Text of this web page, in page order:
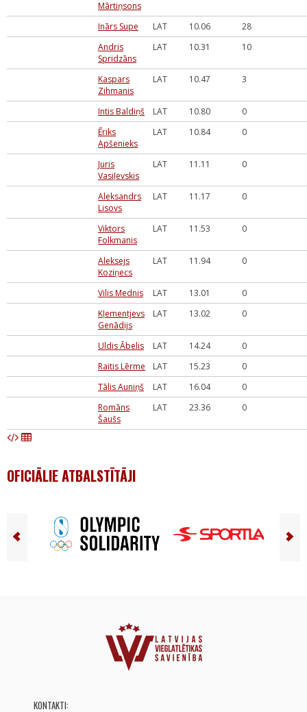
Mārtiņsons
Inārs Supe LAT 10.06
28
Andris
Spridzāns
LAT 10.31 10
Kaspars
Zihmanis
LAT 10.47 3
Intis Baldiņš LAT 10.80
0
Ēriks
Apšenieks
LAT 10.84 0
Juris
Vasiļevskis
LAT 11.11 0
Aleksandrs
Lisovs
LAT 11.17 0
Viktors
Folkmanis
LAT 11.53 0
Aleksejs
Koziņecs
LAT 11.94 0
Vilis Mednis LAT 13.01
0
Kļementjevs
Genādijs
LAT 13.02 0
Uldis Ābelis LAT 14.24
0
Raitis Lērme
LAT 15.23
0
Tālis Auniņš
LAT 16.04
0
Romāns
Šaušs
LAT 23.36 0
OFICIĀLIE ATBALSTĪTĀJI
KONTAKTI: